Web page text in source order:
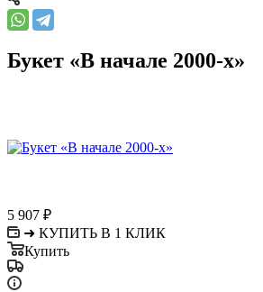
Букет «В начале 2000-х»
5 907 ₽
➜ КУПИТЬ В 1 КЛИК
Купить